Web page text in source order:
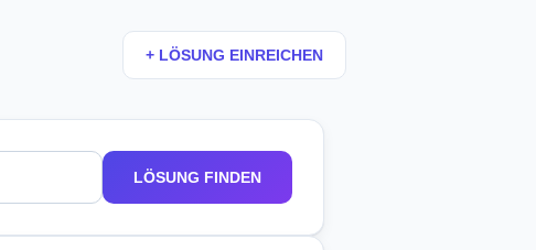
+ LÖSUNG EINREICHEN
LÖSUNG FINDEN